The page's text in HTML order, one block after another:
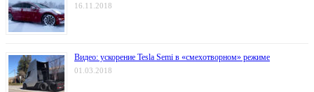
16.11.2018
Видео: ускорение Tesla Semi в «смехотворном» режиме
01.03.2018